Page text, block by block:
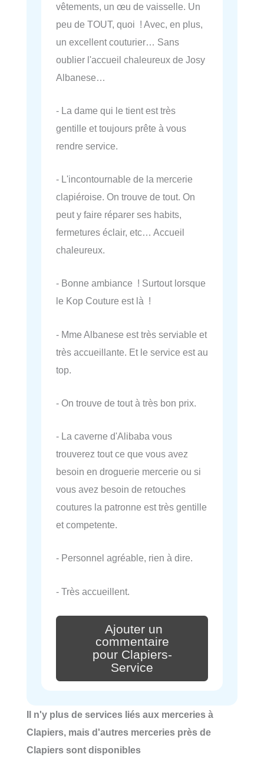
vêtements, un œu de vaisselle. Un
peu de TOUT, quoi ! Avec, en plus,
un excellent couturier… Sans
oublier l'accueil chaleureux de Josy
Albanese…
- La dame qui le tient est très
gentille et toujours prête à vous
rendre service.
- L'incontournable de la mercerie
clapiéroise. On trouve de tout. On
peut y faire réparer ses habits,
fermetures éclair, etc… Accueil
chaleureux.
- Bonne ambiance ! Surtout lorsque
le Kop Couture est là !
- Mme Albanese est très serviable et
très accueillante. Et le service est au
top.
- On trouve de tout à très bon prix.
- La caverne d'Alibaba vous
trouverez tout ce que vous avez
besoin en droguerie mercerie ou si
vous avez besoin de retouches
coutures la patronne est très gentille
et competente.
- Personnel agréable, rien à dire.
- Très accueillent.
Ajouter un
commentaire
pour Clapiers-
Service
Il n'y plus de services liés aux merceries à
Clapiers, mais d'autres merceries près de
Clapiers sont disponibles